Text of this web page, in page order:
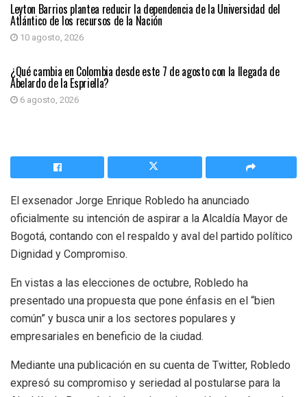
Leyton Barrios plantea reducir la dependencia de la Universidad del
Atlántico de los recursos de la Nación
10 agosto, 2026
PRIMER PLANO
¿Qué cambia en Colombia desde este 7 de agosto con la llegada de
Abelardo de la Espriella?
6 agosto, 2026
El exsenador Jorge Enrique Robledo ha anunciado
oficialmente su intención de aspirar a la Alcaldía Mayor de
Bogotá, contando con el respaldo y aval del partido político
Dignidad y Compromiso.
En vistas a las elecciones de octubre, Robledo ha
presentado una propuesta que pone énfasis en el “bien
común” y busca unir a los sectores populares y
empresariales en beneficio de la ciudad.
Mediante una publicación en su cuenta de Twitter, Robledo
expresó su compromiso y seriedad al postularse para la